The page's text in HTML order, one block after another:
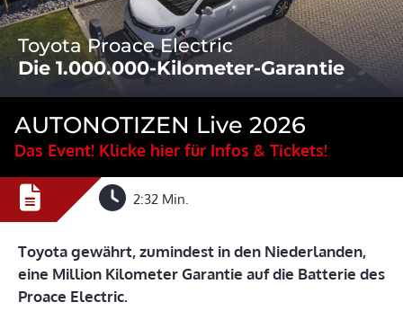
Toyota Proace Electric
Die 1.000.000-Kilometer-Garantie
AUTONOTIZEN Live 2026
Das Event! Klicke hier für Infos & Tickets!
2:32 Min.
Toyota gewährt, zumindest in den Niederlanden,
eine Million Kilometer Garantie auf die Batterie des
Proace Electric.